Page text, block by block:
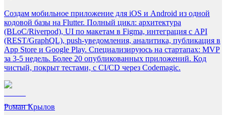
Создам мобильное приложение для iOS и Android из одной
кодовой базы на Flutter. Полный цикл: архитектура
(BLoC/Riverpod), UI по макетам в Figma, интеграция с API
(REST/GraphQL), push-уведомления, аналитика, публикация в
App Store и Google Play. Специализируюсь на стартапах: MVP
за 3-5 недель. Более 20 опубликованных приложений. Код
чистый, покрыт тестами, с CI/CD через Codemagic.
Роман Крылов